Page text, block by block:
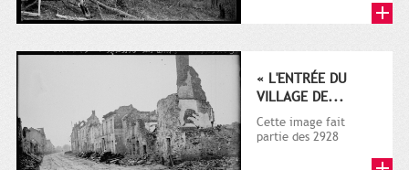
1914-1918)...
« L'ENTRÉE DU
VILLAGE DE...
Cette image fait
partie des 2928